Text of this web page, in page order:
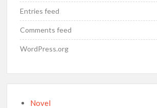
Entries feed
Comments feed
WordPress.org
Novel